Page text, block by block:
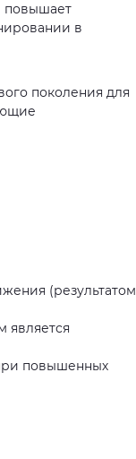
повышает
в
поколения для
(результатом
является
повышенных